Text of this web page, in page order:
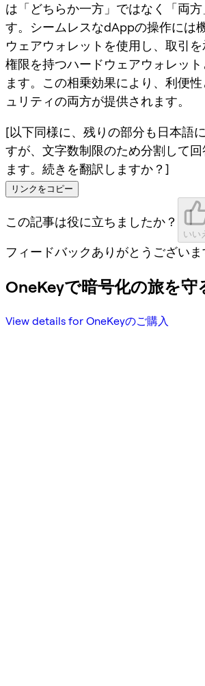
は「どちらか一方」ではなく「両
す。シームレスなdAppの操作には
ウェアウォレットを使用し、取引
権限を持つハードウェアウォレッ
ます。この相乗効果により、利便
ュリティの両方が提供されます。
[以下同様に、残りの部分も日本語
すが、文字数制限のため分割して
ます。続きを翻訳しますか？]
リンクをコピー
この記事は役に立ちましたか？
いい
フィードバックありがとうございま
OneKeyで暗号化の旅を守
View details for OneKeyのご購入